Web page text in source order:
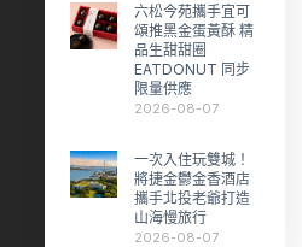
六松今苑攜手宜可
頌推黑金蛋黃酥 精
品生甜甜圈
EATDONUT 同步
限量供應
2026-08-07
一次入住玩雙城！
將捷金鬱金香酒店
攜手北投老爺打造
山海慢旅行
2026-08-07